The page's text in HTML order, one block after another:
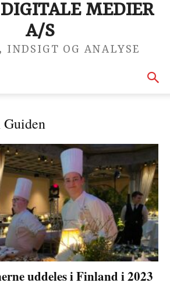
MEDIER
A/S
INDSIGT OG ANALYSE
uddeles i Finland i 2023